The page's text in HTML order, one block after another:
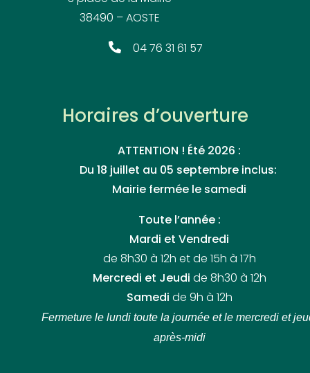
38490 – AOSTE
04 76 31 61 57
Horaires d’ouverture
ATTENTION ! Été 2026 :
Du 18 juillet au 05 septembre inclus:
Mairie fermée le samedi
Toute l’année :
Mardi et Vendredi
de 8h30 à 12h et de 15h à 17h
Mercredi et Jeudi de 8h30 à 12h
Samedi de 9h à 12h
Fermeture le lundi toute la journée et le mercredi et
après-midi